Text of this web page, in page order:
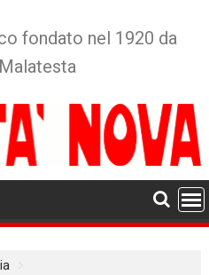
fondato nel 1920 da